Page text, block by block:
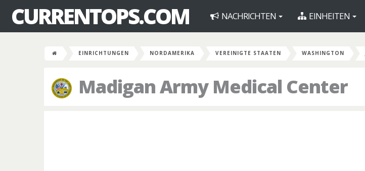
CURRENTOPS.COM NACHRICHTEN EINHEITEN
EINRICHTUNGEN NORDAMERIKA VEREINIGTE STAATEN WASHINGTON
Madigan Army Medical Center